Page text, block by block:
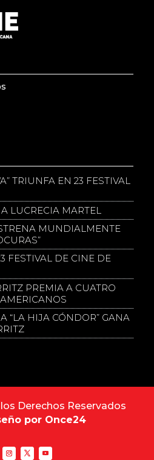
TRIUNFA EN 23 FESTIVAL
LUCRECIA MARTEL
MUNDIALMENTE
FESTIVAL DE CINE DE
PREMIA A CUATRO
“LA HIJA CÓNDOR” GANA
Derechos Reservados
por Once24